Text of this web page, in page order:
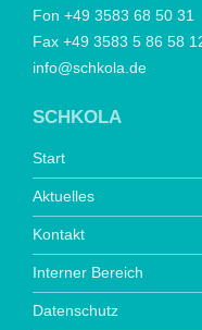
Fon +49 3583 68 50 31
Fax +49 3583 5 86 58
info@schkola.de
SCHKOLA
Start
Aktuelles
Kontakt
Interner Bereich
Datenschutz